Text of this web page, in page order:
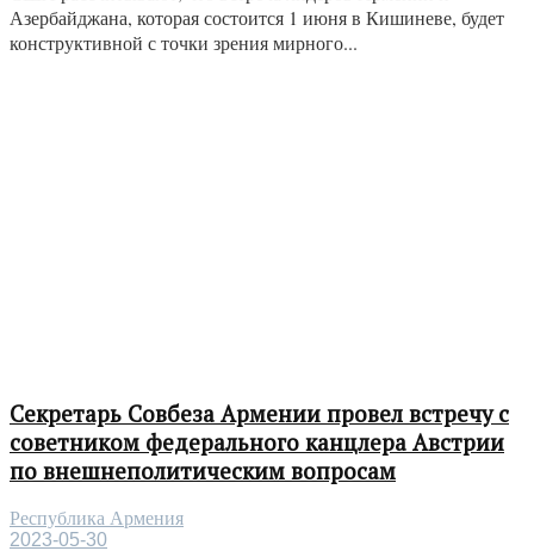
Азербайджана, которая состоится 1 июня в Кишиневе, будет
конструктивной с точки зрения мирного...
Секретарь Совбеза Армении провел встречу с
советником федерального канцлера Австрии
по внешнеполитическим вопросам
Республика Армения
2023-05-30